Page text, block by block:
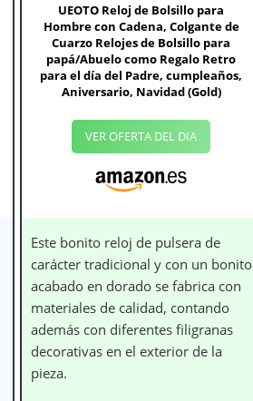
UEOTO Reloj de Bolsillo para
Hombre con Cadena, Colgante de
Cuarzo Relojes de Bolsillo para
papá/Abuelo como Regalo Retro
para el día del Padre, cumpleaños,
Aniversario, Navidad (Gold)
VER OFERTA DEL DIA
Este bonito reloj de pulsera de
carácter tradicional y con un bonito
acabado en dorado se fabrica con
materiales de calidad, contando
además con diferentes filigranas
decorativas en el exterior de la
pieza.